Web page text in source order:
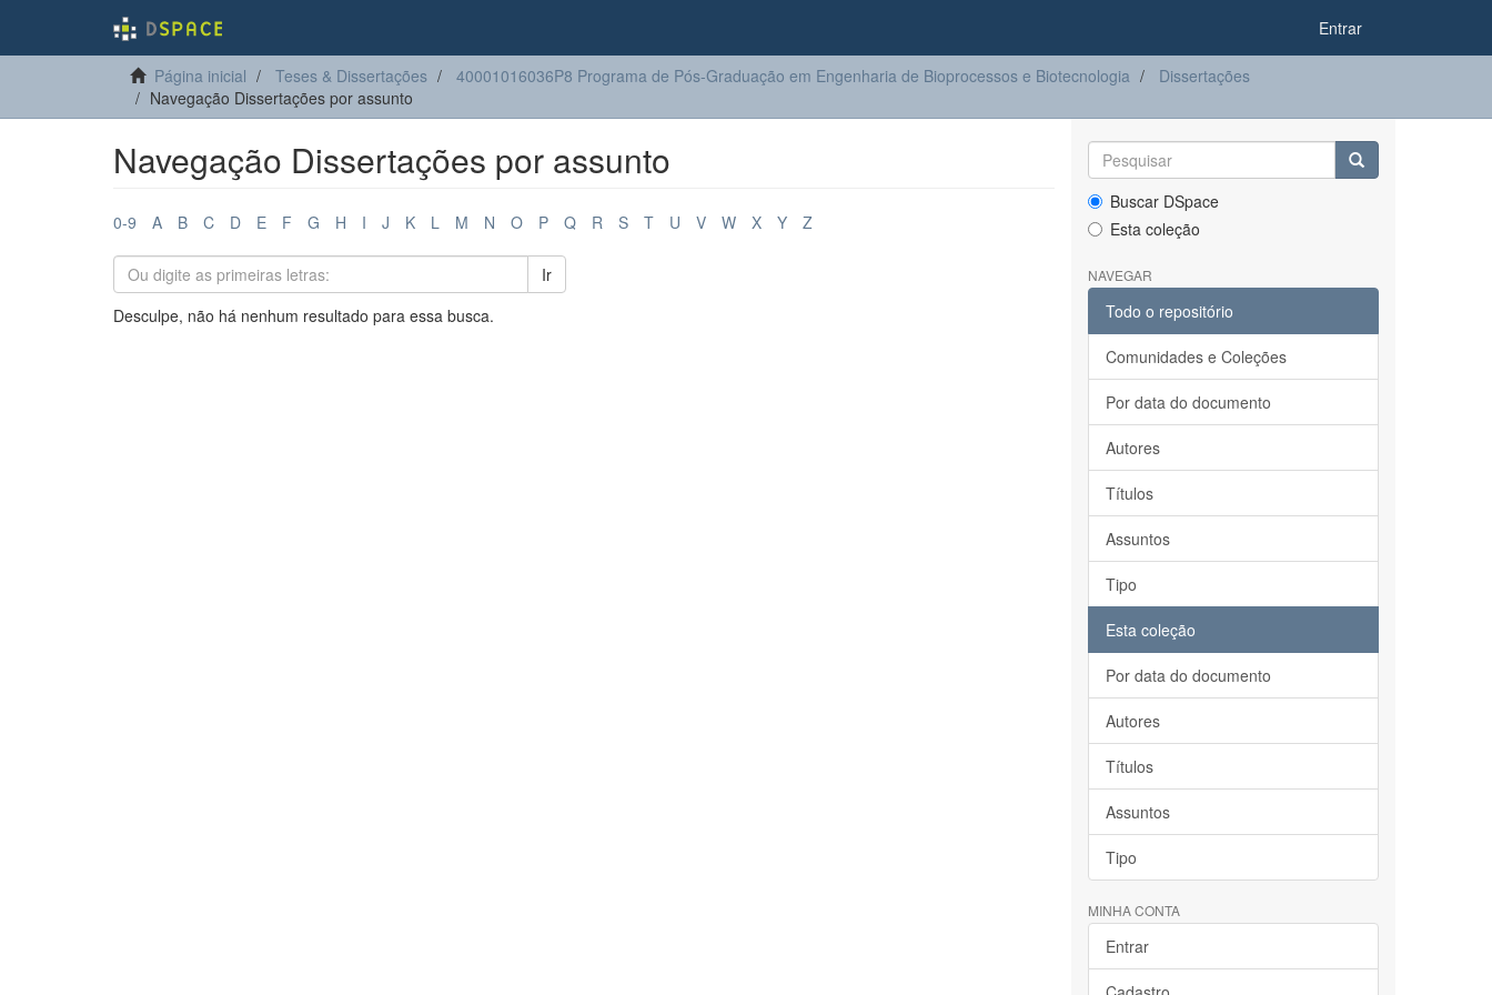
Entrar
Página inicial Teses & Dissertações 40001016036P8 Programa de Pós-Graduação em Engenharia de Bioprocessos e Biotecnologia
Dissertações
Navegação Dissertações por assunto
Navegação Dissertações por assunto
0-9 A B C D E F G H I J K L M N O P Q R S T U V W X Y Z
Ir
Desculpe, não há nenhum resultado para essa busca.
Buscar DSpace
Esta coleção
NAVEGAR
Todo o repositório
Comunidades e Coleções
Por data do documento
Autores
Títulos
Assuntos
Tipo
Esta coleção
Por data do documento
Autores
Títulos
Assuntos
Tipo
MINHA CONTA
Entrar